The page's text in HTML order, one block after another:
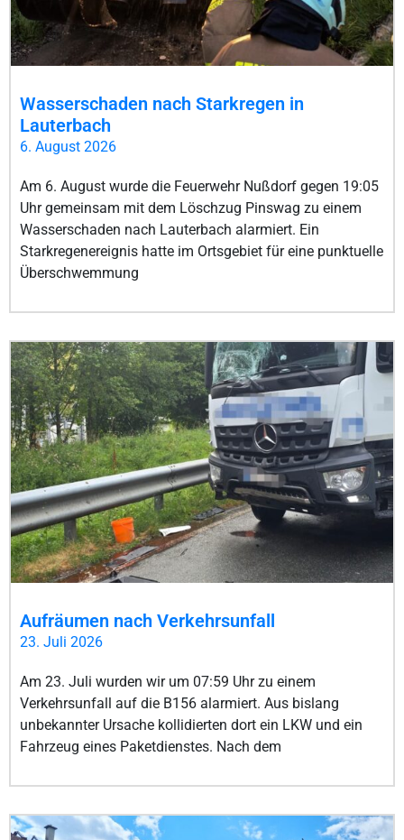
Wasserschaden nach Starkregen in
Lauterbach
6. August 2026
Am 6. August wurde die Feuerwehr Nußdorf gegen 19:05
Uhr gemeinsam mit dem Löschzug Pinswag zu einem
Wasserschaden nach Lauterbach alarmiert. Ein
Starkregenereignis hatte im Ortsgebiet für eine punktuelle
Überschwemmung
Aufräumen nach Verkehrsunfall
23. Juli 2026
Am 23. Juli wurden wir um 07:59 Uhr zu einem
Verkehrsunfall auf die B156 alarmiert. Aus bislang
unbekannter Ursache kollidierten dort ein LKW und ein
Fahrzeug eines Paketdienstes. Nach dem